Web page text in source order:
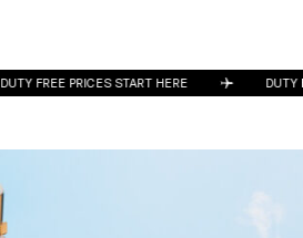
DUTY FREE PRICES START HERE DUTY